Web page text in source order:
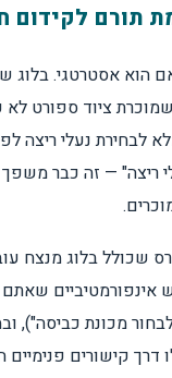
תורם לקידום
ציוד ספורט לא
לבחירת נעלי ריצה
ריצה" — זה כבר
שכולל בלוג מנצח
אינפורמטיביים
מכונת כביסה"),
קישורים פנימיים